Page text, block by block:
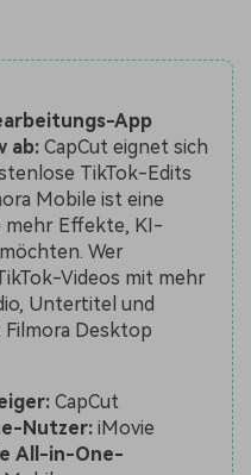
App
ab: CapCut eignet sich
TikTok-Edits
Mobile ist eine
mehr Effekte, KI-
Wer
Videos mit mehr
Untertitel und
Desktop
CapCut
Nutzer: iMovie
All-in-One-